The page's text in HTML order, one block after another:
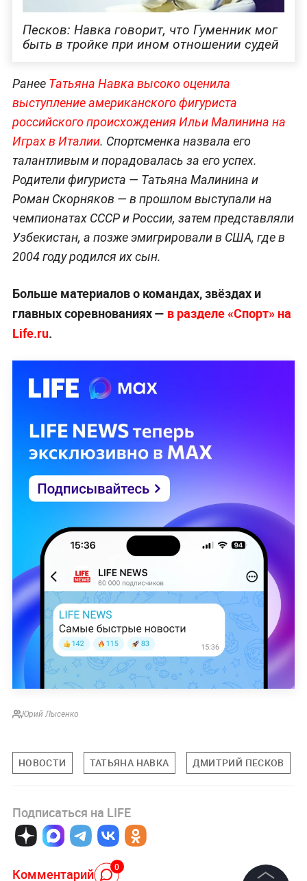
Песков: Навка говорит, что Гуменник мог
быть в тройке при ином отношении судей
Ранее Татьяна Навка высоко оценила
выступление американского фигуриста
российского происхождения Ильи Малинина на
Играх в Италии. Спортсменка назвала его
талантливым и порадовалась за его успех.
Родители фигуриста — Татьяна Малинина и
Роман Скорняков — в прошлом выступали на
чемпионатах СССР и России, затем представляли
Узбекистан, а позже эмигрировали в США, где в
2004 году родился их сын.
Больше материалов о командах, звёздах и
главных соревнованиях — в разделе «Спорт» на
Life.ru.
Юрий Лысенко
НОВОСТИ ТАТЬЯНА НАВКА ДМИТРИЙ ПЕСКОВ
Подписаться на LIFE
Комментарий 0